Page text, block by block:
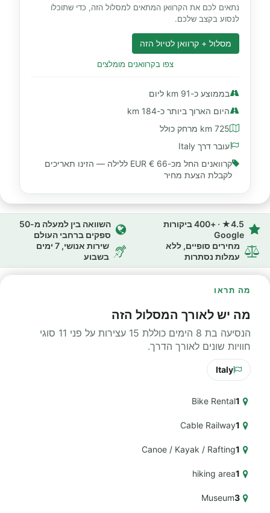
נתאים לכם את הקרוואן המתאים למסלול הזה, כדי שתוכלו
לנסוע בקצב שלכם.
מסלול + קרוואן לטיול הזה
צפו בקרוואנים מומלצים
בממוצע כ-91 km ליום
היום הארוך ביותר כ-184 km
725 km מרחק כולל
עובר דרך Italy
קרוואנים החל מכ-66 € EUR
ללילה — הזינו תאריכים
לקבלת הצעת מחיר
4.5★ · +400 ביקורות
Google
השוואה בין למעלה מ-50
ספקים ברחבי העולם
מחירים סופיים, ללא
עמלות נסתרות
שירות אנושי, 7 ימים
בשבוע
מה תראו
מה יש לאורך המסלול הזה
הנסיעה בת 8 הימים כוללת 15 עצירות על פני 11 סוגי
חוויות שונים לאורך הדרך.
Italy
1
Bike Rental
1
Cable Railway
1
Canoe / Kayak / Rafting
1
hiking area
3
Museum